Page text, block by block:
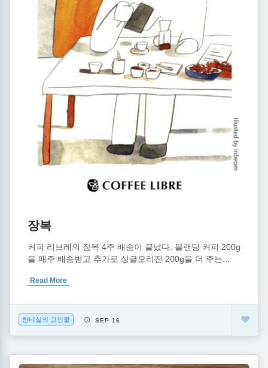
장복
커피 리브레의 장복 4주 배송이 끝났다. 블랜딩 커피 200g
을 매주 배송받고 추가로 싱글오리진 200g을 더 주는...
Read More
탕비실의 고인물 SEP 16